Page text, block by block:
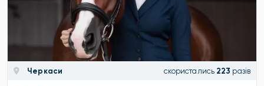
Черкаси скористались 223 разів